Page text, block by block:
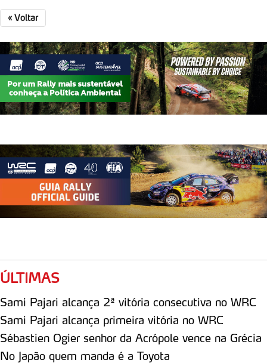
« Voltar
ÚLTIMAS
Sami Pajari alcança 2ª vitória consecutiva no WRC
Sami Pajari alcança primeira vitória no WRC
Sébastien Ogier senhor da Acrópole vence na Grécia
No Japão quem manda é a Toyota